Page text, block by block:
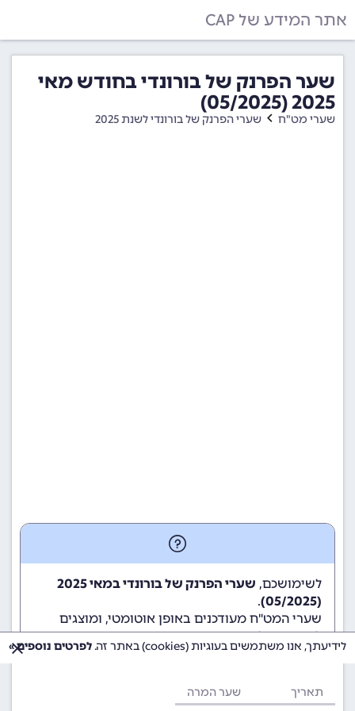
אתר המידע של CAP
שער הפרנק של בורונדי בחודש מאי
2025 (05/2025)
שערי מט"ח שערי הפרנק של בורונדי לשנת 2025
לשימושכם,
שערי הפרנק של בורונדי במאי 2025
(05/2025)
.
שערי המט"ח מעודכנים באופן אוטומטי, ומוצגים
לשימוש גולשי ומשתמשי האתר.
תאריך שער המרה
לידיעתך, אנו משתמשים בעוגיות (cookies) באתר זה. לפרטים נוספים »